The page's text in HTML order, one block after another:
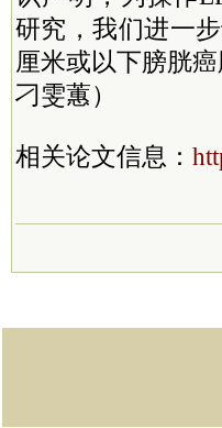
研究，我们进一
厘米或以下膀胱
刁雯蕙）
相关论文信息：